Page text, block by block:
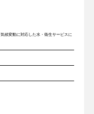
候変動に対応した水・衛生サービスに